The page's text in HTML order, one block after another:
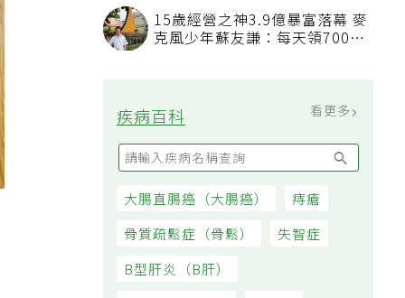
15歲經營之神3.9億暴富落幕 麥
克風少年蘇友謙：每天領700元
疾病百科